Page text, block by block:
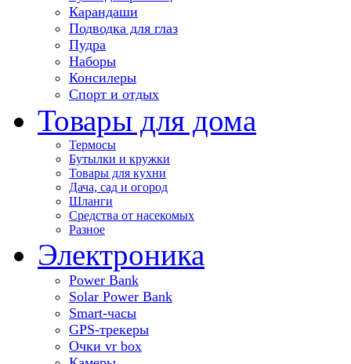
Карандаши
Подводка для глаз
Пудра
Наборы
Консилеры
Спорт и отдых
Товары для дома
Термосы
Бутылки и кружки
Товары для кухни
Дача, сад и огород
Шланги
Средства от насекомых
Разное
Электроника
Power Bank
Solar Power Bank
Smart-часы
GPS-трекеры
Очки vr box